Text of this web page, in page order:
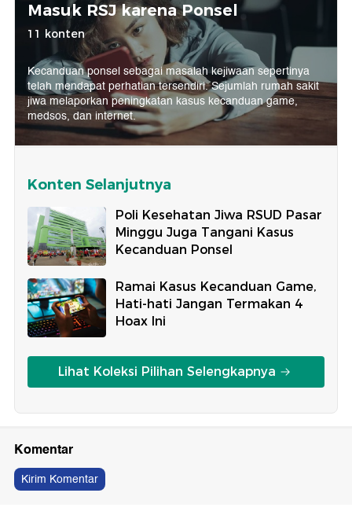
Masuk RSJ karena Ponsel
11 konten
Kecanduan ponsel sebagai masalah kejiwaan sepertinya
telah mendapat perhatian tersendiri. Sejumlah rumah sakit
jiwa melaporkan peningkatan kasus kecanduan game,
medsos, dan internet.
Konten Selanjutnya
Poli Kesehatan Jiwa RSUD Pasar
Minggu Juga Tangani Kasus
Kecanduan Ponsel
Ramai Kasus Kecanduan Game,
Hati-hati Jangan Termakan 4
Hoax Ini
Lihat Koleksi Pilihan Selengkapnya
Komentar
Kirim Komentar